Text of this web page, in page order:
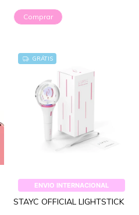
Comprar
GRÁTIS
ENVIO INTERNACIONAL
STAYC OFFICIAL LIGHTSTICK